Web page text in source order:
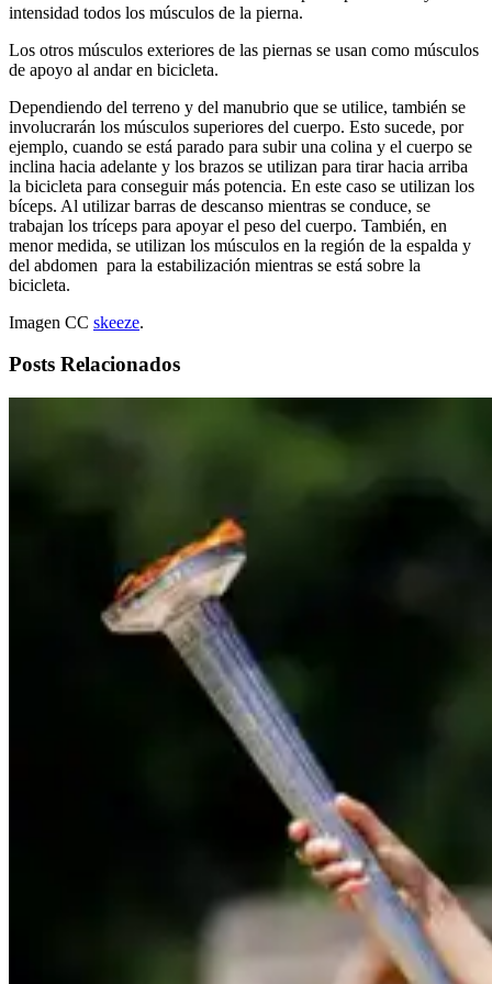
intensidad todos los músculos de la pierna.
Los otros músculos exteriores de las piernas se usan como músculos
de apoyo al andar en bicicleta.
Dependiendo del terreno y del manubrio que se utilice, también se
involucrarán los músculos superiores del cuerpo. Esto sucede, por
ejemplo, cuando se está parado para subir una colina y el cuerpo se
inclina hacia adelante y los brazos se utilizan para tirar hacia arriba
la bicicleta para conseguir más potencia. En este caso se utilizan los
bíceps. Al utilizar barras de descanso mientras se conduce, se
trabajan los tríceps para apoyar el peso del cuerpo. También, en
menor medida, se utilizan los músculos en la región de la espalda y
del abdomen para la estabilización mientras se está sobre la
bicicleta.
Imagen CC skeeze.
Posts Relacionados